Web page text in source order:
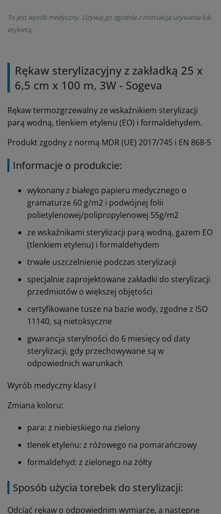
To jest wyrób medyczny. Używaj go zgodnie z instrukcją używania lub
etykietą.
Rękaw sterylizacyjny z zakładką 25 x
6,5 cm x 100 m, 3W - Sogeva
Rękaw termozgrzewalny ze wskaźnikiem sterylizacji
parą wodną, tlenkiem etylenu (EO) i formaldehydem.
Produkt zgodny z normą MDR (UE) 2017/745 i EN 868-5
Informacje o produkcie:
wykonany z białego papieru medycznego o
gramaturze 60 g/m2 i podwójnej folii
polietylenowej/polipropylenowej 55g/m2
ze wskaźnikami sterylizacji parą wodną, gazem EO
(tlenkiem etylenu) i formaldehydem
trwałe uszczelnienie podczas sterylizacji
specjalnie zaprojektowane zakładki do sterylizacji
przedmiotów o większej objętości
certyfikowane tusze na bazie wody, zgodne z ISO
11140, są nietoksyczne
gwarancja sterylności do 6 miesięcy od daty
sterylizacji, gdy przechowywane są w
odpowiednich warunkach
Wyrób medyczny klasy I
Zmiana koloru:
para: z niebieskiego na zielony
tlenek etylenu: z różowego na pomarańczowy
formaldehyd: z zielonego na żółty
Sposób użycia torebek do sterylizacji:
Odciąć rękaw o odpowiednim wymiarze, a następne